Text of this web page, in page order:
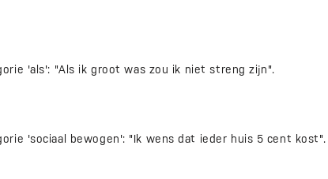
'als': "Als ik groot was zou ik niet streng zijn".
'sociaal bewogen': "Ik wens dat ieder huis 5 cent kost".